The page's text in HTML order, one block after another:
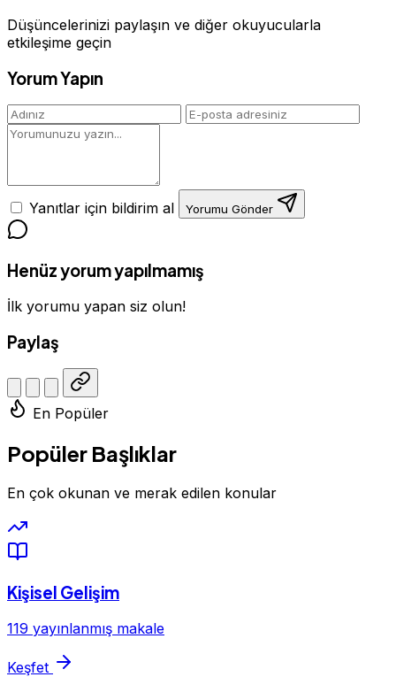
Düşüncelerinizi paylaşın ve diğer okuyucularla
etkileşime geçin
Yorum Yapın
Yanıtlar için bildirim al Yorumu Gönder
Henüz yorum yapılmamış
İlk yorumu yapan siz olun!
Paylaş
En Popüler
Popüler Başlıklar
En çok okunan ve merak edilen konular
Kişisel Gelişim
119 yayınlanmış makale
Keşfet